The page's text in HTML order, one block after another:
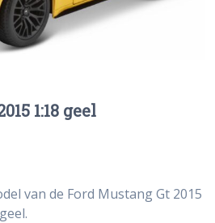
1:18 geel
van de Ford Mustang Gt 2015